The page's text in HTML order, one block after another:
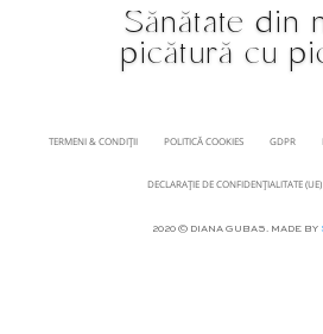
Sănătate din
picătură cu
TERMENI & CONDIȚII POLITICĂ COOKIES GDPR
DECLARAȚIE DE CONFIDENȚIALITATE (UE)
2020 © DIANA GUBAS. MADE BY